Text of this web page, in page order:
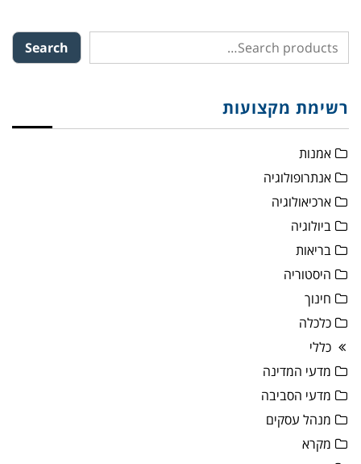
Search
רשימת מקצועות
אמנות
אנתרופולוגיה
ארכיאולוגיה
ביולוגיה
בריאות
היסטוריה
חינוך
כלכלה
כללי
מדעי המדינה
מדעי הסביבה
מנהל עסקים
מקרא